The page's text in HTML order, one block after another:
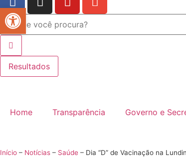
Resultados
Home Transparência Governo e
Início – Notícias – Saúde – Dia “D” de Vacinação na
Abrir a barra de ferramentas